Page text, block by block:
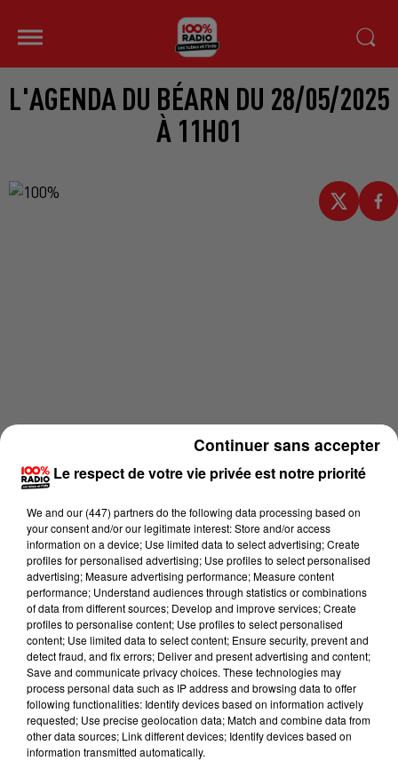
L'AGENDA DU BÉARN DU 28/05/2025
À 11H01
Lecture (22 sec)
100%
Le respect de votre vie privée est notre priorité
We and our (447) partnersdo the following data processing based on
your consent and/or our legitimate interest: Store and/or access
information on a device; Use limited data to select advertising; Create
profiles for personalised advertising; Use profiles to select personalised
advertising; Measure advertising performance; Measure content
performance; Understand audiences through statistics or combinations
of data from different sources; Develop and improve services; Create
profiles to personalise content; Use profiles to select personalised
content; Use limited data to select content; Ensure security, prevent and
detect fraud, and fix errors; Deliver and present advertising and content;
Save and communicate privacy choices. These technologies may
process personal data such as IP address and browsing data to offer
following functionalities: Identify devices based on information actively
requested; Use precise geolocation data; Match and combine data from
other data sources; Link different devices; Identify devices based on
information transmitted automatically.
Continuer sans accepter